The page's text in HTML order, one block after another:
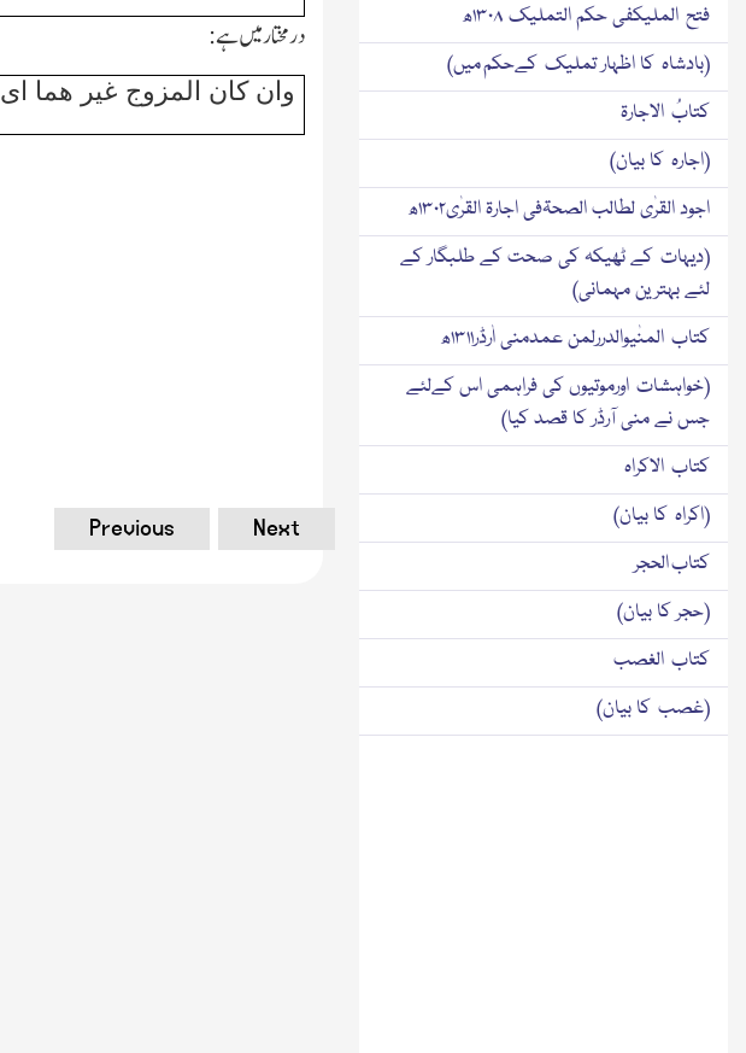
درمختارمیں ہے:
وان کان المزوج غیر ھما ای
Previous Next
فتح الملیكفی حکم التملیك ۱۳۰۸ھ
(بادشاہ کا اظہار تملیك کےحکم میں)
کتابُ الاجارۃ
(اجارہ کا بیان)
اجود القرٰی لطالب الصحۃفی اجارۃ القرٰی۱۳۰۲ھ
(دیہات کے ٹھیکہ کی صحت کے طلبگار کے
لئے بہترین مہمانی)
کتاب المنٰیوالدررلمن عمدمنی اٰرڈر۱۳۱۱ھ
(خواہشات اورموتیوں کی فراہمی اس کےلئے
جس نے منی آرڈر کا قصد کیا)
کتاب الاکراہ
(اکراہ کا بیان)
کتاب الحجر
(حجر کا بیان)
کتاب الغصب
(غصب کا بیان)